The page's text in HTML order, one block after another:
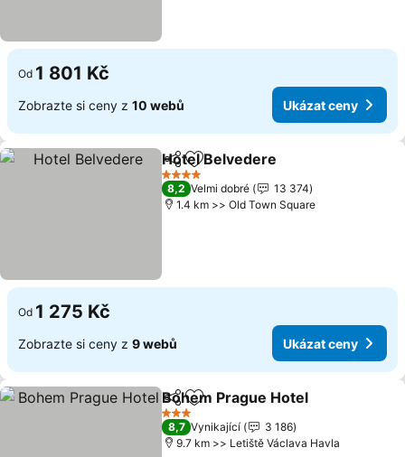
Od 1 801 Kč
Zobrazte si ceny z 10 webů Ukázat ceny
SdíletPřidat na seznam oblíbených
Hotel Belvedere
4 Počet hvězdiček
8,2 Velmi dobré
13 374
1.4 km >> Old Town Square
Od 1 275 Kč
Zobrazte si ceny z 9 webů Ukázat ceny
SdíletPřidat na seznam oblíbených
Bohem Prague Hotel
3 Počet hvězdiček
8,7 Vynikající
3 186
9.7 km >> Letiště Václava Havla